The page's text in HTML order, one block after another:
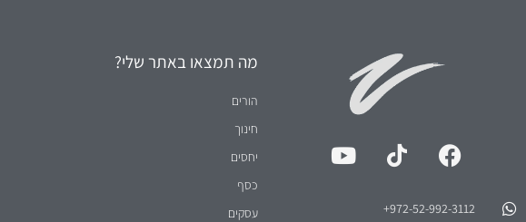
972-52-992-3112⁩+
מה תמצאו באתר שלי?
הורים
חינוך
יחסים
כסף
עסקים